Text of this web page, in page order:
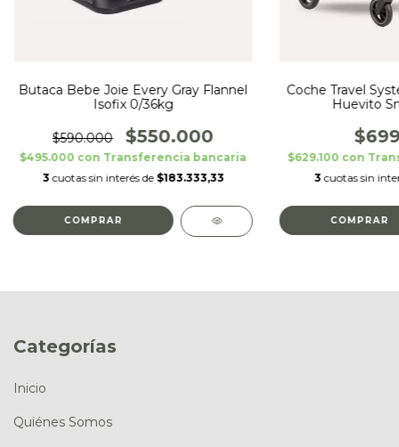
Butaca Bebe Joie Every Gray Flannel
Isofix 0/36kg
$590.000 $550.000
$495.000 con Transferencia bancaria
3 cuotas sin interés de $183.333,33
Coche Travel
Huevito
$629.100 con
3 cuotas sin
Categorías
Inicio
Quiénes Somos